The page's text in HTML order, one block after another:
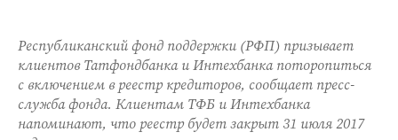
Республиканский фонд поддержки (РФП) призывает
клиентов Татфондбанка и Интехбанка поторопиться
с включением в реестр кредиторов, сообщает пресс-
служба фонда. Клиентам ТФБ и Интехбанка
напоминают, что реестр будет закрыт 31 июля 2017